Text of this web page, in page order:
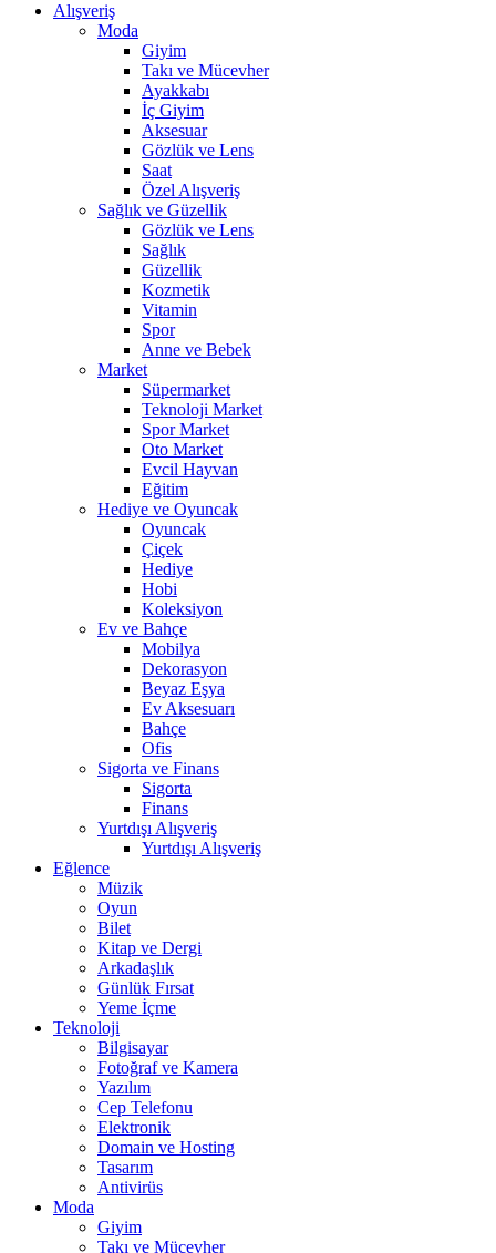
Alışveriş
Moda
Giyim
Takı ve Mücevher
Ayakkabı
İç Giyim
Aksesuar
Gözlük ve Lens
Saat
Özel Alışveriş
Sağlık ve Güzellik
Gözlük ve Lens
Sağlık
Güzellik
Kozmetik
Vitamin
Spor
Anne ve Bebek
Market
Süpermarket
Teknoloji Market
Spor Market
Oto Market
Evcil Hayvan
Eğitim
Hediye ve Oyuncak
Oyuncak
Çiçek
Hediye
Hobi
Koleksiyon
Ev ve Bahçe
Mobilya
Dekorasyon
Beyaz Eşya
Ev Aksesuarı
Bahçe
Ofis
Sigorta ve Finans
Sigorta
Finans
Yurtdışı Alışveriş
Yurtdışı Alışveriş
Eğlence
Müzik
Oyun
Bilet
Kitap ve Dergi
Arkadaşlık
Günlük Fırsat
Yeme İçme
Teknoloji
Bilgisayar
Fotoğraf ve Kamera
Yazılım
Cep Telefonu
Elektronik
Domain ve Hosting
Tasarım
Antivirüs
Moda
Giyim
Takı ve Mücevher